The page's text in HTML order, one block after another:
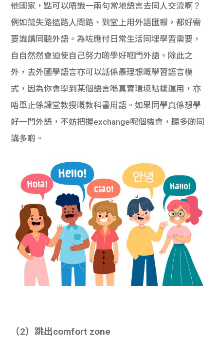
他國家，點可以唔識一兩句當地語言去同人交流啊？
例如蕩失路搵路人問路、到堂上用外語匯報，都好需
要識講同聽外語。為咗應付日常生活同埋學習需要，
自自然然會迫使自己努力啲學好嗰門外語。除此之
外，去外國學語言亦可以話係最理想嘅學習語言模
式，因為你會學到某個語言喺真實環境點樣運用，亦
唔單止係課堂教授嘅教科書用語。如果同學真係想學
好一門外語，不妨把握exchange呢個機會，聽多啲同
講多啲。
（2）跳出comfort zone